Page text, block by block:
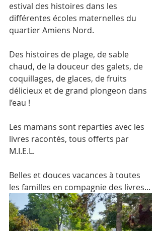
estival des histoires dans les
différentes écoles maternelles du
quartier Amiens Nord.
Des histoires de plage, de sable
chaud, de la douceur des galets, de
coquillages, de glaces, de fruits
délicieux et de grand plongeon dans
l’eau !
Les mamans sont reparties avec les
livres racontés, tous offerts par
M.I.E.L.
Belles et douces vacances à toutes
les familles en compagnie des livres...